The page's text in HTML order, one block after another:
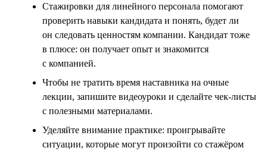
Стажировки для линейного персонала помогают
проверить навыки кандидата и понять, будет ли
он следовать ценностям компании. Кандидат тоже
в плюсе: он получает опыт и знакомится
с компанией.
Чтобы не тратить время наставника на очные
лекции, запишите видеоуроки и сделайте чек-листы
с полезными материалами.
Уделяйте внимание практике: проигрывайте
ситуации, которые могут произойти со стажёром